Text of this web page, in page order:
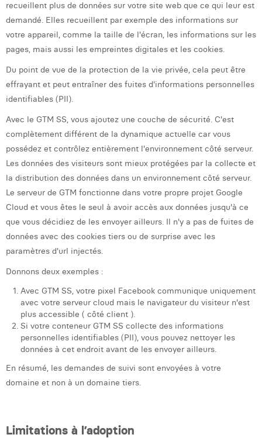
recueillent plus de données sur votre site web que ce qui leur est
demandé. Elles recueillent par exemple des informations sur
votre appareil, comme la taille de l'écran, les informations sur les
pages, mais aussi les empreintes digitales et les cookies.
Du point de vue de la protection de la vie privée, cela peut être
effrayant et peut entraîner des fuites d'informations personnelles
identifiables (PII).
Avec le GTM SS, vous ajoutez une couche de sécurité. C'est
complètement différent de la dynamique actuelle car vous
possédez et contrôlez entièrement l'environnement côté serveur.
Les données des visiteurs sont mieux protégées par la collecte et
la distribution des données dans un environnement côté serveur.
Le serveur de GTM fonctionne dans votre propre projet Google
Cloud et vous êtes le seul à avoir accès aux données jusqu'à ce
que vous décidiez de les envoyer ailleurs. Il n'y a pas de fuites de
données avec des cookies tiers ou de surprise avec les
paramètres d'url injectés.
Donnons deux exemples :
Avec GTM SS, votre pixel Facebook communique uniquement
avec votre serveur cloud mais le navigateur du visiteur n'est
plus accessible ( côté client ).
Si votre conteneur GTM SS collecte des informations
personnelles identifiables (PII), vous pouvez nettoyer les
données à cet endroit avant de les envoyer ailleurs.
En résumé, les demandes de suivi sont envoyées à votre
domaine et non à un domaine tiers.
Limitations à l’adoption